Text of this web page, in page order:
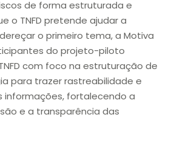
de forma estruturada e
o TNFD pretende ajudar a
o primeiro tema, a Motiva
do projeto-piloto
com foco na estruturação de
para trazer rastreabilidade e
informações, fortalecendo a
e a transparência das